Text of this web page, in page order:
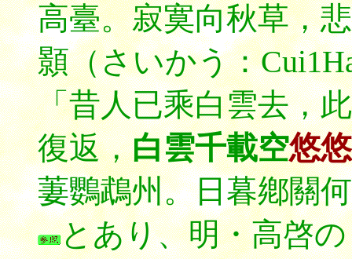
高臺。寂寞向秋草，
顥（さいかう：
「昔人已乘白雲去，
復返，白雲千載空悠悠
萋鸚鵡州。日暮鄕關
とあり、明・高啓